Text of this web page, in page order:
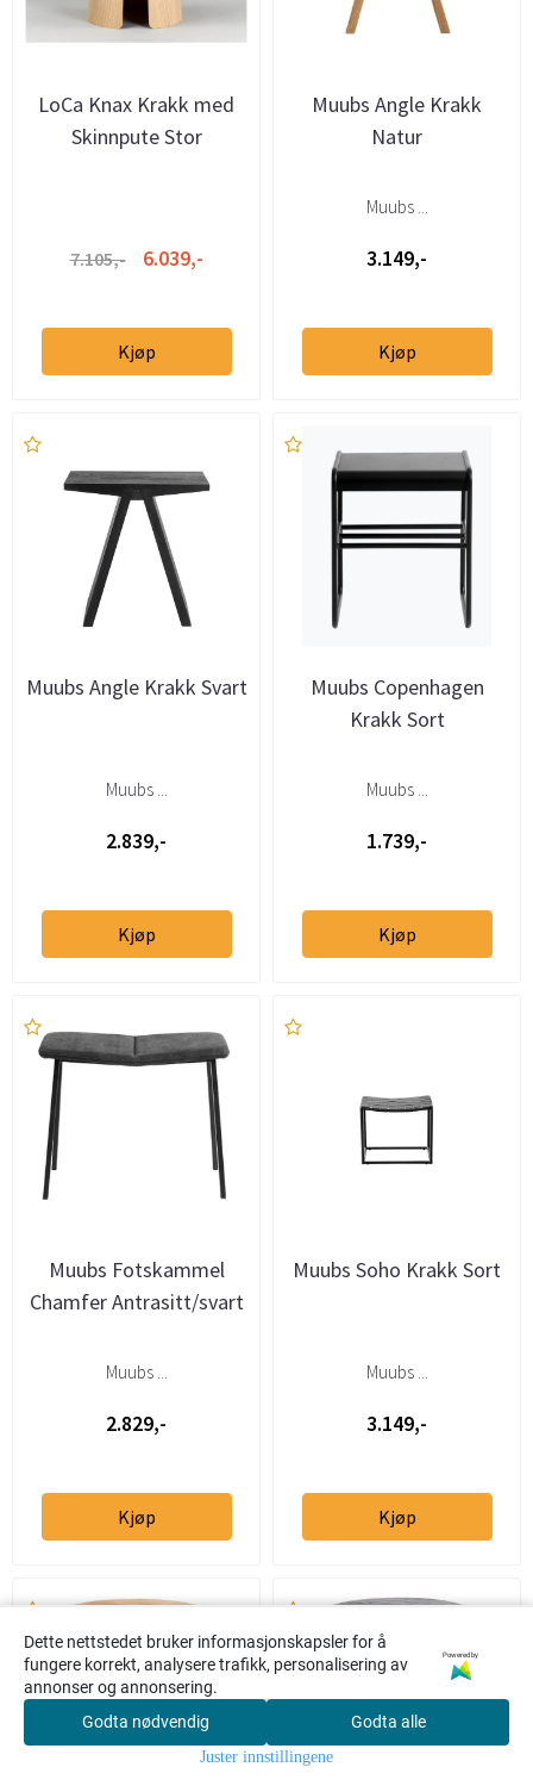
Søk
LoCa Knax Krakk med
Skinnpute Stor
7.105,- 6.039,-
Kjøp
Muubs Angle Krakk
Natur
Muubs ...
3.149,-
Kjøp
Muubs Angle Krakk Svart
Muubs ...
2.839,-
Kjøp
Muubs Copenhagen
Krakk Sort
Muubs ...
1.739,-
Kjøp
Muubs Fotskammel
Chamfer Antrasitt/svart
Muubs ...
2.829,-
Kjøp
Muubs Soho Krakk Sort
Muubs ...
3.149,-
Kjøp
Dette nettstedet bruker informasjonskapsler for å
fungere korrekt, analysere trafikk, personalisering av
annonser og annonsering.
Powered by
Godta nødvendig Godta alle
Juster innstillingene